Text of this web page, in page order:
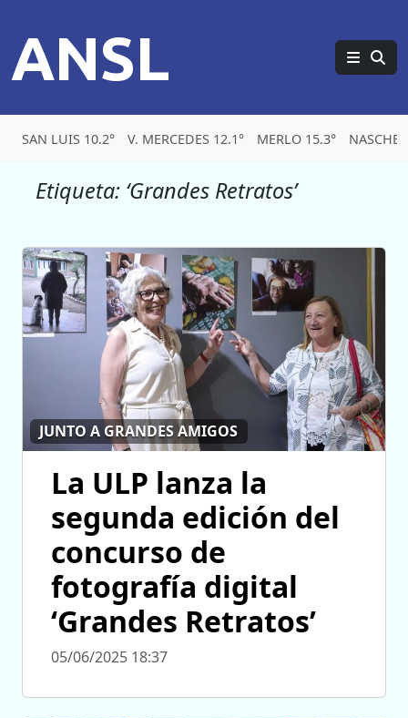
ANSL
SAN LUIS 10.2° V. MERCEDES 12.1° MERLO 15.3°
Etiqueta: ‘Grandes Retratos’
JUNTO A GRANDES AMIGOS
La ULP lanza la
segunda edición del
concurso de
fotografía digital
‘Grandes Retratos’
05/06/2025 18:37